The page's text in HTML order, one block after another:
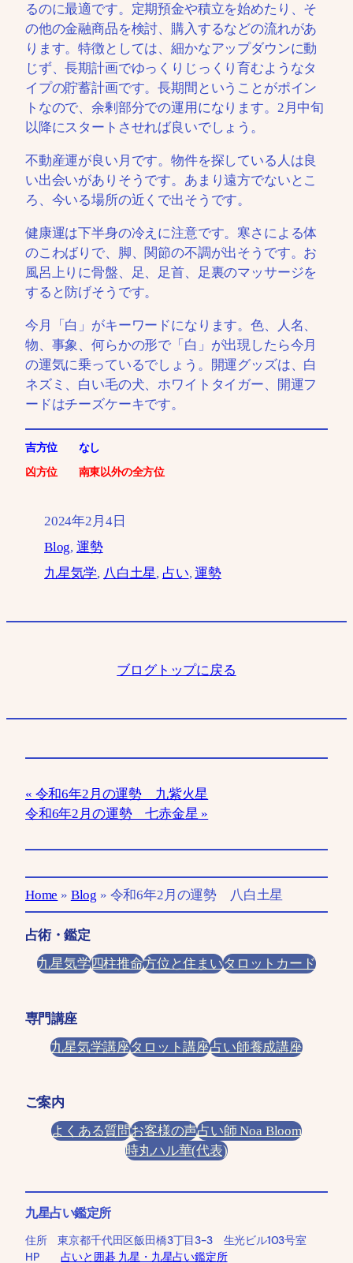
るのに最適です。定期預金や積立を始めたり、そ
の他の金融商品を検討、購入するなどの流れがあ
ります。特徴としては、細かなアップダウンに動
じず、長期計画でゆっくりじっくり育むようなタ
イプの貯蓄計画です。長期間ということがポイン
トなので、余剰部分での運用になります。2月中旬
以降にスタートさせれば良いでしょう。
不動産運が良い月です。物件を探している人は良
い出会いがありそうです。あまり遠方でないとこ
ろ、今いる場所の近くで出そうです。
健康運は下半身の冷えに注意です。寒さによる体
のこわばりで、脚、関節の不調が出そうです。お
風呂上りに骨盤、足、足首、足裏のマッサージを
すると防げそうです。
今月「白」がキーワードになります。色、人名、
物、事象、何らかの形で「白」が出現したら今月
の運気に乗っているでしょう。開運グッズは、白
ネズミ、白い毛の犬、ホワイトタイガー、開運フ
ードはチーズケーキです。
吉方位 なし
凶方位 南東以外の全方位
2024年2月4日
Blog, 運勢
九星気学, 八白土星, 占い, 運勢
ブログトップに戻る
令和6年2月の運勢 九紫火星
令和6年2月の運勢 七赤金星
Home » Blog » 令和6年2月の運勢 八白土星
占術・鑑定
九星気学四柱推命方位と住まいタロットカード
専門講座
九星気学講座タロット講座占い師養成講座
ご案内
よくある質問お客様の声占い師 Noa Bloom
時丸ハル華(代表)
九星占い鑑定所
住所 東京都千代田区飯田橋3丁目3-3 生光ビル103号室
HP占いと囲碁 九星・九星占い鑑定所